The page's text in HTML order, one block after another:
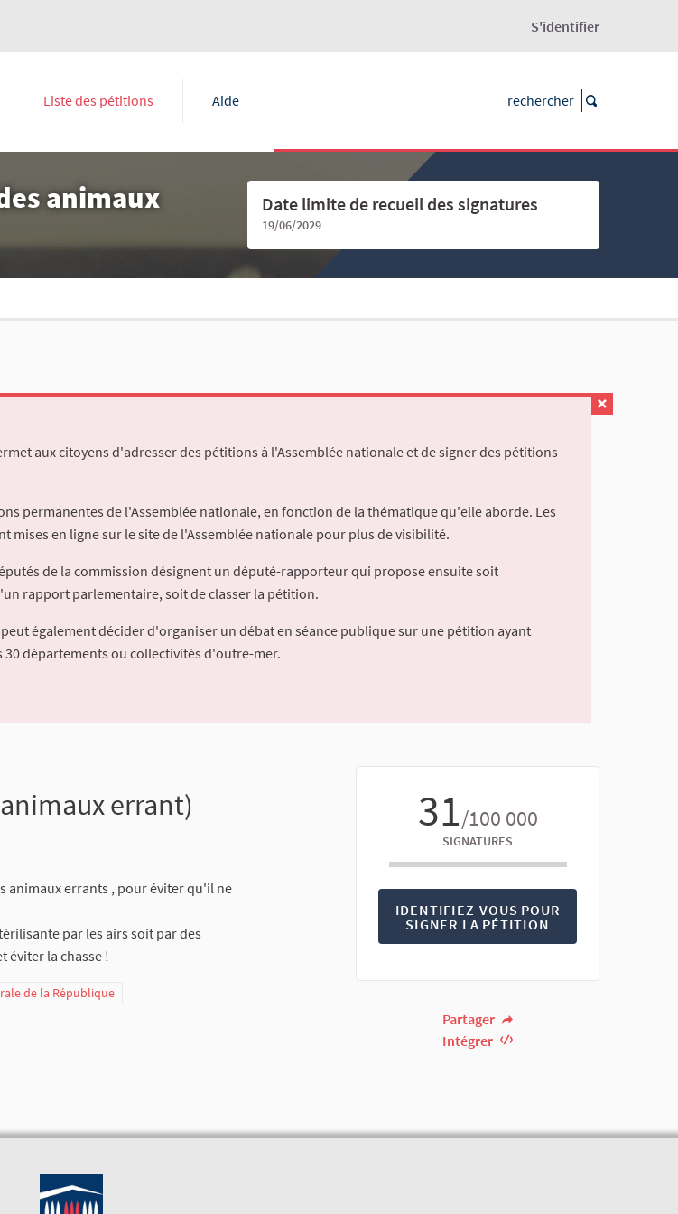
S'identifier
Liste des pétitions Aide
animaux
Date limite de recueil des signatures
19/06/2029
aux citoyens d'adresser des pétitions à l'Assemblée nationale et de signer des pétitions
permanentes de l'Assemblée nationale, en fonction de la thématique qu'elle aborde. Les
mises en ligne sur le site de l'Assemblée nationale pour plus de visibilité.
de la commission désignent un député-rapporteur qui propose ensuite soit
rapport parlementaire, soit de classer la pétition.
également décider d'organiser un débat en séance publique sur une pétition ayant
départements ou collectivités d'outre-mer.
31/100 000
SIGNATURES
IDENTIFIEZ-VOUS POUR
SIGNER LA PÉTITION
Partager
Intégrer
errant)
animaux errants , pour éviter qu'il ne
par les airs soit par des
éviter la chasse !
de la République